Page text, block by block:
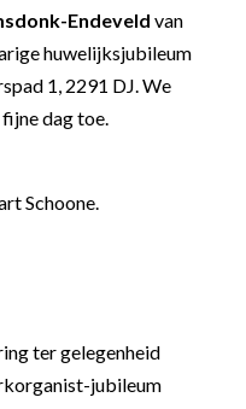
Endeveld van
huwelijksjubileum
1, 2291 DJ. We
fijne dag toe.
Schoone.
ter gelegenheid
jubileum